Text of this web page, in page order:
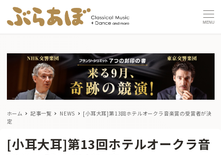
MENU
ホーム 記事一覧 NEWS
[小耳大耳]第13回ホテルオークラ音楽賞の受賞者が決
定
[小耳大耳]第13回ホテルオークラ音